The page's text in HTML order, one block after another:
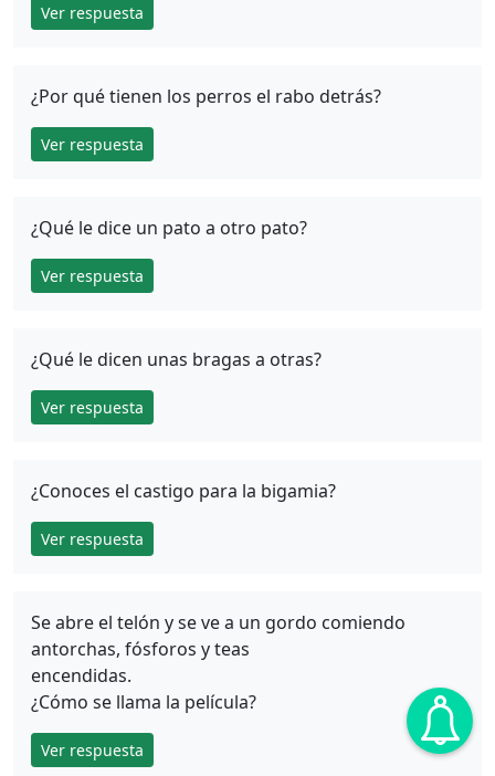
Ver respuesta
¿Por qué tienen los perros el rabo detrás?
Ver respuesta
¿Qué le dice un pato a otro pato?
Ver respuesta
¿Qué le dicen unas bragas a otras?
Ver respuesta
¿Conoces el castigo para la bigamia?
Ver respuesta
Se abre el telón y se ve a un gordo comiendo
antorchas, fósforos y teas
encendidas.
¿Cómo se llama la película?
Ver respuesta